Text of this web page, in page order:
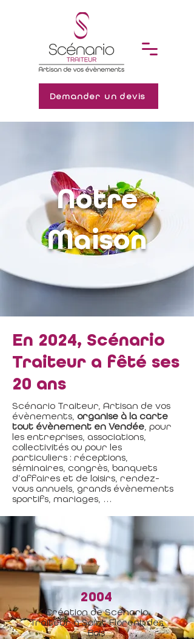
Demander un devis
Notre
Maison
En 2024, Scénario
Traiteur a fêté ses
20 ans
Scénario Traiteur, Artisan de vos
évènements, organise à la carte
tout évènement en Vendée, pour
les entreprises, associations,
collectivités ou pour les
particuliers : réceptions,
séminaires, congrès, banquets
d’affaires et de loisirs, rendez-
vous annuels, grands évènements
sportifs, mariages, …
2004
Création de Scénario
Traiteur à Saint Florent des
Bois